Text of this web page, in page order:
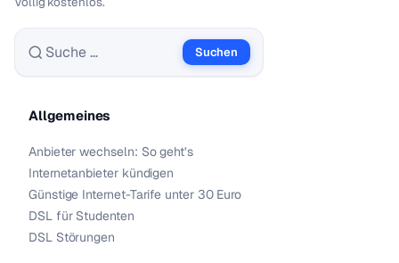
Suche nach:
Suchen
Allgemeines
Anbieter wechseln: So geht’s
Internetanbieter kündigen
Günstige Internet-Tarife unter 30 Euro
DSL für Studenten
DSL Störungen